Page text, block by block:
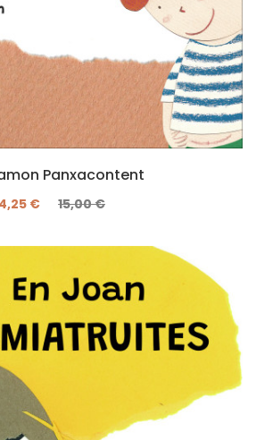
Panxacontent
€ 15,00 €